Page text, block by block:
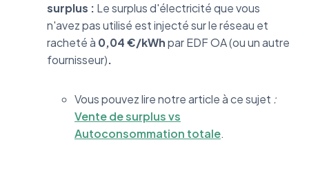
surplus : Le surplus d'électricité que vous
n'avez pas utilisé est injecté sur le réseau et
racheté à 0,04 €/kWhpar EDF OA (ou un autre
fournisseur).
Vous pouvez lire notre article à ce sujet :
Vente de surplus vs
Autoconsommation totale.